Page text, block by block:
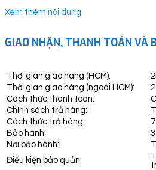
Xem thêm nội dung
GIAO NHẬN, THANH TOÁN VÀ
Thời gian giao hàng (HCM):
Thời gian giao hàng (ngoài HCM):
Cách thức thanh toán:
Chính sách trả hàng:
Cách thức trả hàng:
Bảo hành:
Nơi bảo hành:
Điều kiện bảo quản: